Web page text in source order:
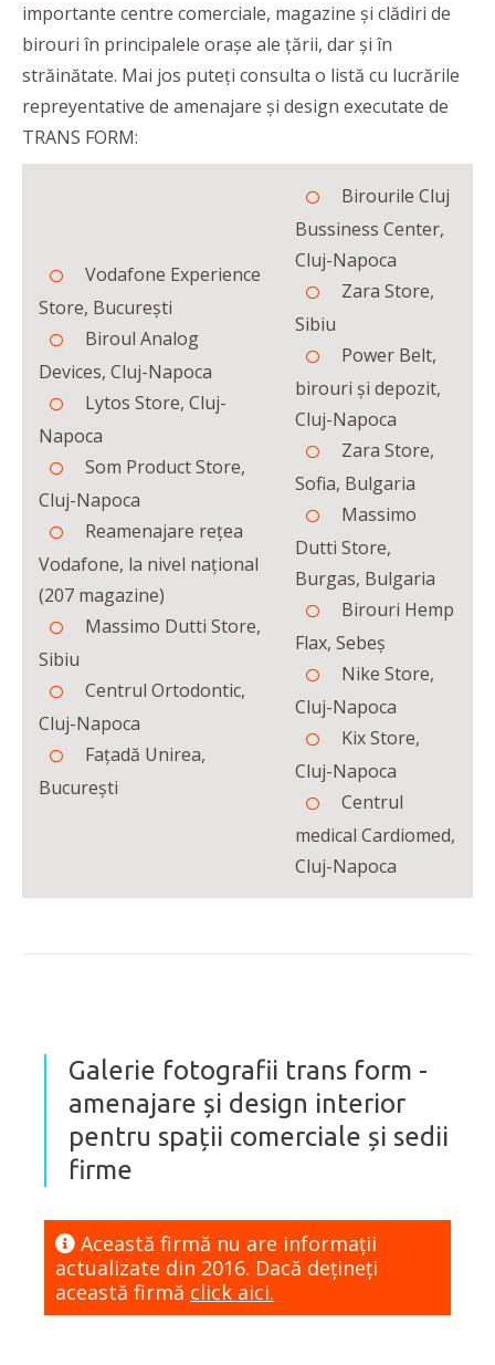
importante centre comerciale, magazine și clădiri de
birouri în principalele orașe ale țării, dar și în
străinătate. Mai jos puteți consulta o listă cu lucrările
repreyentative de amenajare și design executate de
TRANS FORM:
Vodafone Experience
Store, București
Biroul Analog
Devices, Cluj-Napoca
Lytos Store, Cluj-
Napoca
Som Product Store,
Cluj-Napoca
Reamenajare rețea
Vodafone, la nivel național
(207 magazine)
Massimo Dutti Store,
Sibiu
Centrul Ortodontic,
Cluj-Napoca
Fațadă Unirea,
București
Birourile Cluj
Bussiness Center,
Cluj-Napoca
Zara Store,
Sibiu
Power Belt,
birouri și depozit,
Cluj-Napoca
Zara Store,
Sofia, Bulgaria
Massimo
Dutti Store,
Burgas, Bulgaria
Birouri Hemp
Flax, Sebeș
Nike Store,
Cluj-Napoca
Kix Store,
Cluj-Napoca
Centrul
medical Cardiomed,
Cluj-Napoca
Galerie fotografii trans form -
amenajare și design interior
pentru spații comerciale și sedii
firme
Această firmă nu are informaţii
actualizate din 2016. Dacă dețineți
această firmă click aici.